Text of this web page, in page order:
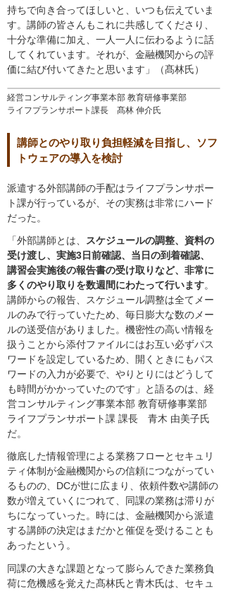
経営コンサルティング事業本部 教育研修事業部
ライフプランサポート課長 髙林 伸介氏
持ちで向き合ってほしいと、いつも伝えていま
す。講師の皆さんもこれに共感してくださり、
十分な準備に加え、一人一人に伝わるように話
してくれています。それが、金融機関からの評
価に結び付いてきたと思います」（髙林氏）
講師とのやり取り負担軽減を目指し、ソフ
トウェアの導入を検討
派遣する外部講師の手配はライフプランサポー
ト課が行っているが、その実務は非常にハード
だった。
「外部講師とは、 スケジュールの調整、資料の
受け渡し、実施3日前確認、当日の到着確認、
講習会実施後の報告書の受け取りなど、非常に
多くのやり取りを数週間にわたって行います。
講師からの報告、スケジュール調整は全てメー
ルのみで行っていたため、毎日膨大な数のメー
ルの送受信がありました。機密性の高い情報を
扱うことから添付ファイルにはお互い必ずパス
ワードを設定しているため、開くときにもパス
ワードの入力が必要で、やりとりにはどうして
も時間がかかっていたのです」と語るのは、経
営コンサルティング事業本部 教育研修事業部
ライフプランサポート課 課長 青木 由美子氏
だ。
徹底した情報管理による業務フローとセキュリ
ティ体制が金融機関からの信頼につながってい
るものの、DCが世に広まり、依頼件数や講師の
数が増えていくにつれて、同課の業務は滞りが
ちになっていった。時には、金融機関から派遣
する講師の決定はまだかと催促を受けることも
あったという。
同課の大きな課題となって膨らんできた業務負
荷に危機感を覚えた髙林氏と青木氏は、セキュ